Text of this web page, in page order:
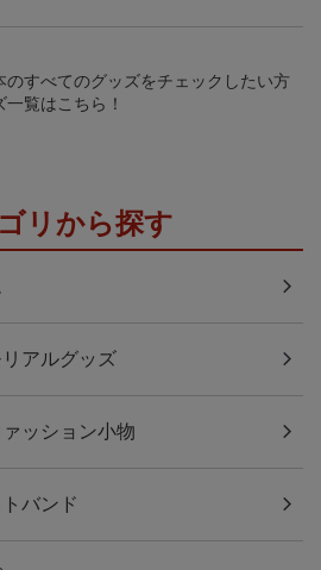
のすべてのグッズをチェックしたい方
覧はこちら！
リから探す
アルグッズ
ッション小物
バンド